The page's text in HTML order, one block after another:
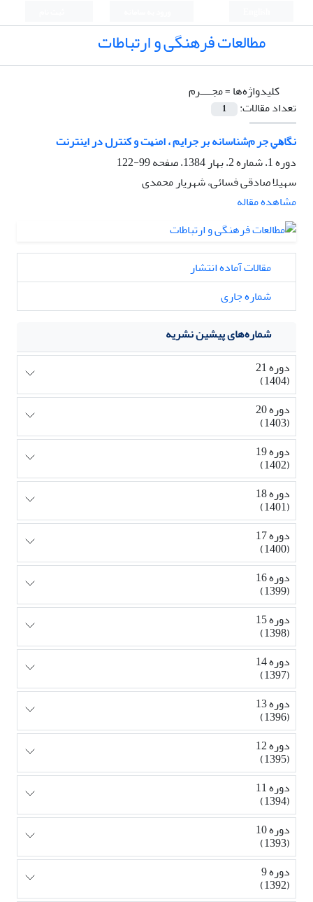
مطالعات فرهنگی و ارتباطات
کلیدواژه‌ها =ﻣﺠــــﺮم
تعداد مقالات:
1
ﻧﮕﺎﻫﻲ ﺟﺮ مﺷﻨﺎﺳﺎﻧﻪ ﺑﺮ ﺟﺮاﻳﻢ ، اﻣﻨﻴﺖ و ﻛﻨﺘﺮل در اﻳﻨﺘﺮﻧﺖ
دوره 1، شماره 2، بهار 1384، صفحه
99-122
سهیلا صادقی فسائی، شهریار محمدی
مشاهده مقاله
مقالات آماده انتشار
شماره جاری
شماره‌های پیشین نشریه
دوره 21
(1404)
دوره 20
(1403)
دوره 19
(1402)
دوره 18
(1401)
دوره 17
(1400)
دوره 16
(1399)
دوره 15
(1398)
دوره 14
(1397)
دوره 13
(1396)
دوره 12
(1395)
دوره 11
(1394)
دوره 10
(1393)
دوره 9
(1392)